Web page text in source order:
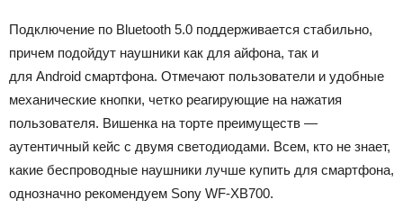
Подключение по Bluetooth 5.0 поддерживается стабильно,
причем подойдут наушники как для айфона, так и
для Android смартфона. Отмечают пользователи и удобные
механические кнопки, четко реагирующие на нажатия
пользователя. Вишенка на торте преимуществ —
аутентичный кейс с двумя светодиодами. Всем, кто не знает,
какие беспроводные наушники лучше купить для смартфона,
однозначно рекомендуем Sony WF-XB700.